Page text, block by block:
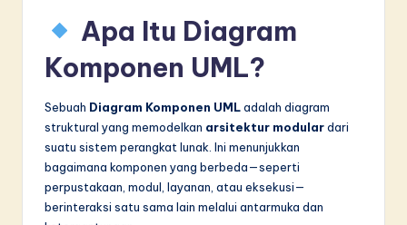
Apa Itu Diagram
Komponen UML?
Sebuah Diagram Komponen UMLadalah diagram
struktural yang memodelkan arsitektur modulardari
suatu sistem perangkat lunak. Ini menunjukkan
bagaimana komponen yang berbeda—seperti
perpustakaan, modul, layanan, atau eksekusi—
berinteraksi satu sama lain melalui antarmuka dan